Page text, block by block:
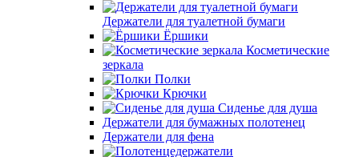
Держатели для туалетной бумаги
Ёршики
Косметические
зеркала
Полки
Крючки
Сиденье для душа
Держатели для бумажных полотенец
Держатели для фена